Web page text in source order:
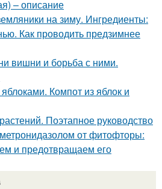
– описание
на зиму. Ингредиенты:
Как проводить предзимнее
вишни и борьба с ними.
Компот из яблок и
Поэтапное руководство
от фитофторы:
и предотвращаем его